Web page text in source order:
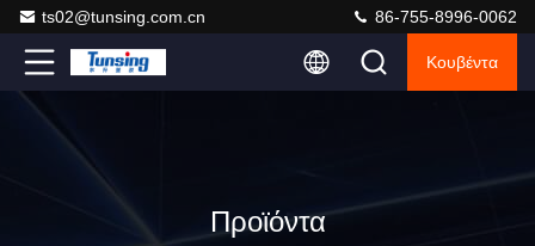
ts02@tunsing.com.cn 86-755-8996-0062
Κουβέντα
Προϊόντα